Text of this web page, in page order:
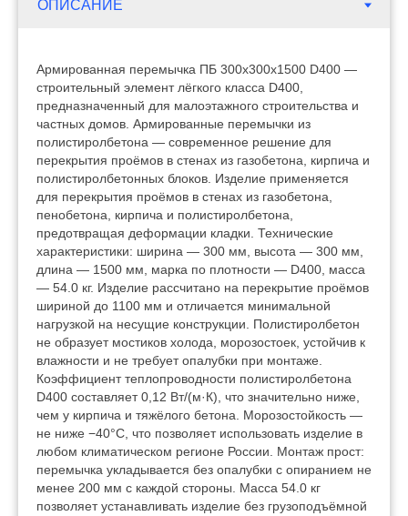
Армированная перемычка ПБ 300х300х1500 D400 —
строительный элемент лёгкого класса D400,
предназначенный для малоэтажного строительства и
частных домов. Армированные перемычки из
полистиролбетона — современное решение для
перекрытия проёмов в стенах из газобетона, кирпича и
полистиролбетонных блоков. Изделие применяется
для перекрытия проёмов в стенах из газобетона,
пенобетона, кирпича и полистиролбетона,
предотвращая деформации кладки. Технические
характеристики: ширина — 300 мм, высота — 300 мм,
длина — 1500 мм, марка по плотности — D400, масса
— 54.0 кг. Изделие рассчитано на перекрытие проёмов
шириной до 1100 мм и отличается минимальной
нагрузкой на несущие конструкции. Полистиролбетон
не образует мостиков холода, морозостоек, устойчив к
влажности и не требует опалубки при монтаже.
Коэффициент теплопроводности полистиролбетона
D400 составляет 0,12 Вт/(м·К), что значительно ниже,
чем у кирпича и тяжёлого бетона. Морозостойкость —
не ниже −40°C, что позволяет использовать изделие в
любом климатическом регионе России. Монтаж прост:
перемычка укладывается без опалубки с опиранием не
менее 200 мм с каждой стороны. Масса 54.0 кг
позволяет устанавливать изделие без грузоподъёмной